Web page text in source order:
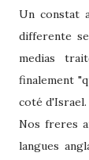
Un constat
differente
medias
finalement
coté d'Israel.
Nos freres
langues